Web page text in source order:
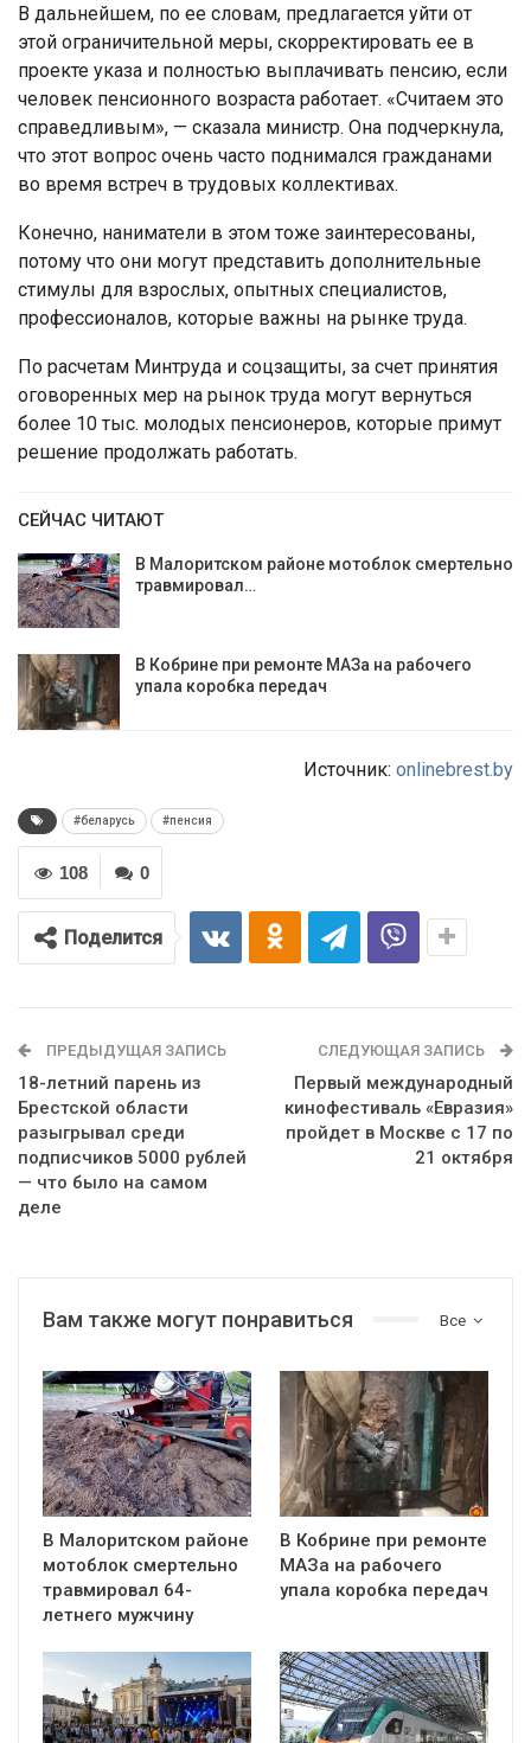
В дальнейшем, по ее словам, предлагается уйти от
этой ограничительной меры, скорректировать ее в
проекте указа и полностью выплачивать пенсию, если
человек пенсионного возраста работает. «Считаем это
справедливым», — сказала министр. Она подчеркнула,
что этот вопрос очень часто поднимался гражданами
во время встреч в трудовых коллективах.
Конечно, наниматели в этом тоже заинтересованы,
потому что они могут представить дополнительные
стимулы для взрослых, опытных специалистов,
профессионалов, которые важны на рынке труда.
По расчетам Минтруда и соцзащиты, за счет принятия
оговоренных мер на рынок труда могут вернуться
более 10 тыс. молодых пенсионеров, которые примут
решение продолжать работать.
СЕЙЧАС ЧИТАЮТ
В Малоритском районе мотоблок смертельно
травмировал…
В Кобрине при ремонте МАЗа на рабочего
упала коробка передач
Источник: onlinebrest.by
#беларусь #пенсия
0
108
Поделится
ПРЕДЫДУЩАЯ ЗАПИСЬ
18-летний парень из
Брестской области
разыгрывал среди
подписчиков 5000 рублей
— что было на самом
деле
СЛЕДУЮЩАЯ ЗАПИСЬ
Первый международный
кинофестиваль «Евразия»
пройдет в Москве с 17 по
21 октября
Все
Вам также могут понравиться
В Малоритском районе
мотоблок смертельно
травмировал 64-
летнего мужчину
В Кобрине при ремонте
МАЗа на рабочего
упала коробка передач